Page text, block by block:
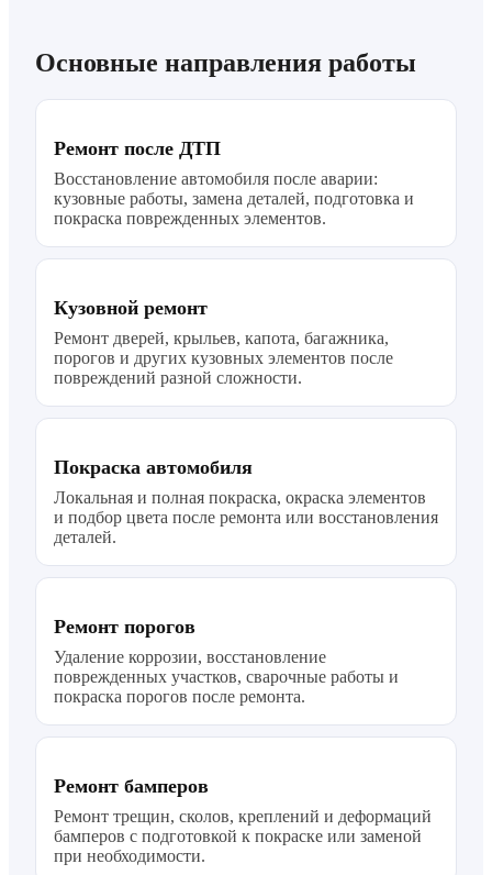
Основные направления работы
Ремонт после ДТП
Восстановление автомобиля после аварии:
кузовные работы, замена деталей, подготовка и
покраска поврежденных элементов.
Кузовной ремонт
Ремонт дверей, крыльев, капота, багажника,
порогов и других кузовных элементов после
повреждений разной сложности.
Покраска автомобиля
Локальная и полная покраска, окраска элементов
и подбор цвета после ремонта или восстановления
деталей.
Ремонт порогов
Удаление коррозии, восстановление
поврежденных участков, сварочные работы и
покраска порогов после ремонта.
Ремонт бамперов
Ремонт трещин, сколов, креплений и деформаций
бамперов с подготовкой к покраске или заменой
при необходимости.